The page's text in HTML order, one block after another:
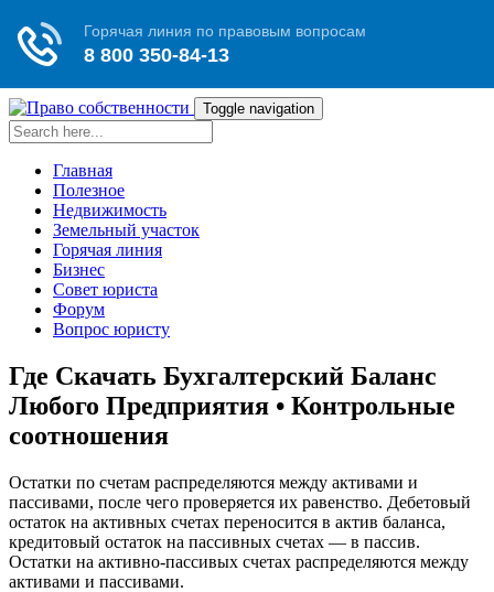
Toggle navigation
Главная
Полезное
Недвижимость
Земельный участок
Горячая линия
Бизнес
Совет юриста
Форум
Вопрос юристу
Где Скачать Бухгалтерский Баланс
Любого Предприятия • Контрольные
соотношения
Остатки по счетам распределяются между активами и
пассивами, после чего проверяется их равенство. Дебетовый
остаток на активных счетах переносится в актив баланса,
кредитовый остаток на пассивных счетах — в пассив.
Остатки на активно-пассивых счетах распределяются между
активами и пассивами.